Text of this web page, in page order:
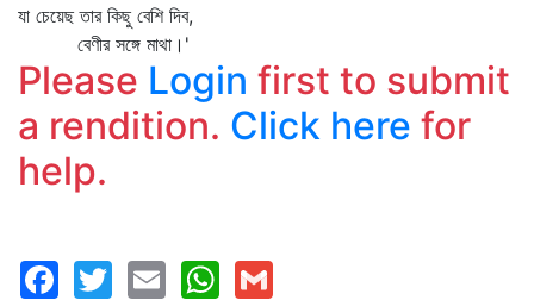
যা চেয়েছ তার কিছু বেশি দিব,
বেণীর সঙ্গে মাথা।'
Please Login first to submit
a rendition. Click here for
help.